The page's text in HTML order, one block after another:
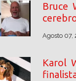
Bruce
Agosto 07,
Karol